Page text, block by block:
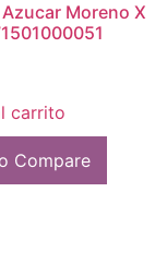
Moreno X
carrito
Compare